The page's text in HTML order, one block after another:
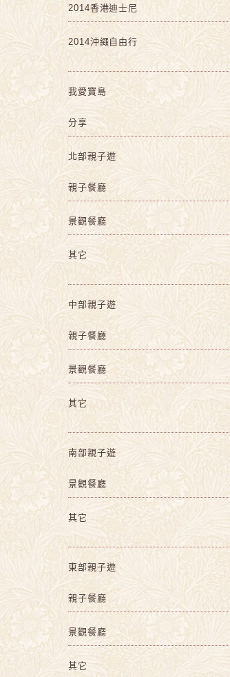
2014香港迪士尼
2014沖繩自由行
我愛寶島
分享
北部親子遊
親子餐廳
景觀餐廳
其它
中部親子遊
親子餐廳
景觀餐廳
其它
南部親子遊
景觀餐廳
其它
東部親子遊
親子餐廳
景觀餐廳
其它